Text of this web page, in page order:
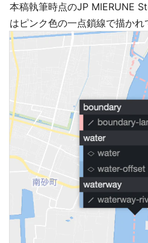
本稿執筆時点のJP MIERUNE
はピンク色の一点鎖線で描かれ